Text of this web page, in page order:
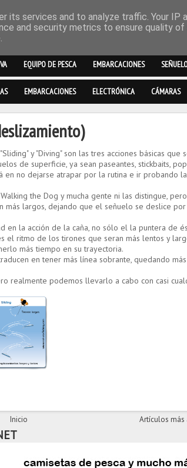
EQUIPO DE PESCA EMBARCACIONES
EMBARCACIONES ELECTRÓNICA CÁMARAS
Sliding" y "Diving"son las tres acciones básicas que
de superficie, ya sean paseantes, stickbaits,
en no dejarse atrapar por la rutina e ir probando
the Dog y mucha gente ni las distingue,
más largos, dejando que el señuelo se deslice
en la acción de la caña, no sólo el la puntera de
el ritmo de los tirones que seran más lentos y
más tiempo en su trayectoria.
en tener más línea sobrante, quedando más
realmente podemos llevarlo a cabo con casi
Artículos más
Inicio
its services and to analyze traffic. Your IP
and security metrics to ensure quality of